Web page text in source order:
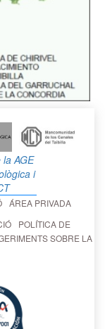
AGE
i
ÁREA PRIVADA
POLÍTICA DE
SOBRE LA